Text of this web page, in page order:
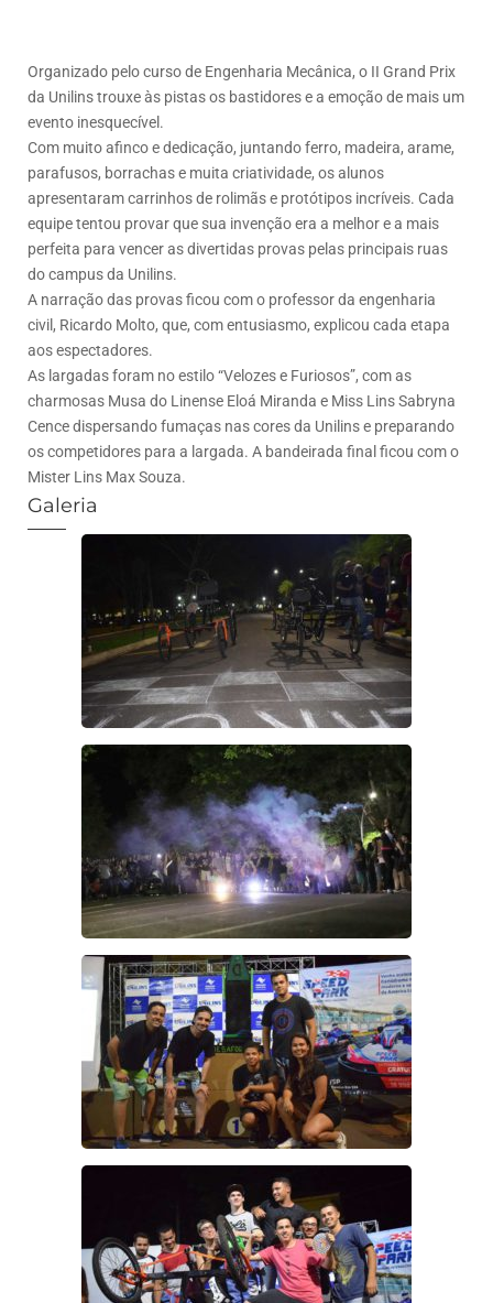
Organizado pelo curso de Engenharia Mecânica, o II Grand Prix
da Unilins trouxe às pistas os bastidores e a emoção de mais um
evento inesquecível.
Com muito afinco e dedicação, juntando ferro, madeira, arame,
parafusos, borrachas e muita criatividade, os alunos
apresentaram carrinhos de rolimãs e protótipos incríveis. Cada
equipe tentou provar que sua invenção era a melhor e a mais
perfeita para vencer as divertidas provas pelas principais ruas
do campus da Unilins.
A narração das provas ficou com o professor da engenharia
civil, Ricardo Molto, que, com entusiasmo, explicou cada etapa
aos espectadores.
As largadas foram no estilo “Velozes e Furiosos”, com as
charmosas Musa do Linense Eloá Miranda e Miss Lins Sabryna
Cence dispersando fumaças nas cores da Unilins e preparando
os competidores para a largada. A bandeirada final ficou com o
Mister Lins Max Souza.
Galeria